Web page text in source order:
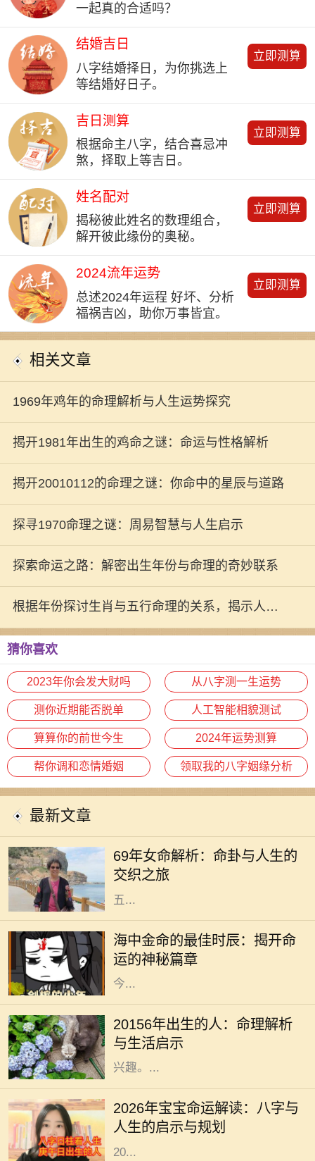
一起真的合适吗？
结婚吉日
八字结婚择日，为你挑选上
等结婚好日子。
立即测算
吉日测算
根据命主八字，结合喜忌冲
煞，择取上等吉日。
立即测算
姓名配对
揭秘彼此姓名的数理组合，
解开彼此缘份的奥秘。
立即测算
2024流年运势
总述2024年运程 好坏、分析
福祸吉凶，助你万事皆宜。
立即测算
相关文章
1969年鸡年的命理解析与人生运势探究
揭开1981年出生的鸡命之谜：命运与性格解析
揭开20010112的命理之谜：你命中的星辰与道路
探寻1970命理之谜：周易智慧与人生启示
探索命运之路：解密出生年份与命理的奇妙联系
根据年份探讨生肖与五行命理的关系，揭示人生
秘密！
猜你喜欢
2023年你会发大财吗 从八字测一生运势
测你近期能否脱单 人工智能相貌测试
算算你的前世今生 2024年运势测算
帮你调和恋情婚姻 领取我的八字姻缘分析
最新文章
69年女命解析：命卦与人生的
交织之旅
据着重要的地位。特别是对于1969年
出生的女性，她们的命卦具有独特的
含义与特点。69年女命，通常属蛇，
五...
海中金命的最佳时辰：揭开命
运的神秘篇章
在中国传统的命理学中，每个人的命
运都与五行有着密切的关联。海中金
命，作为金命的一种，其蕴含的不仅
是金的特性，还有深厚的文化内涵。
今...
20156年出生的人：命理解析
与生活启示
在中国传统命理学中，出生年份常常
被视为一个人命运的重要标志。
20156年，随着时代的变迁，许多人
对这一年份的命理特征产生了浓厚的
兴趣。...
2026年宝宝命运解读：八字与
人生的启示与规划
在中华文化中，命理学与八字的研究
一直以来备受关注。每一个新生命的
降临，都与其出生年份、月份、日期
和时间紧密相连。从这个角度出发，
20...
在阳光明媚的午后，农田里传来阵阵